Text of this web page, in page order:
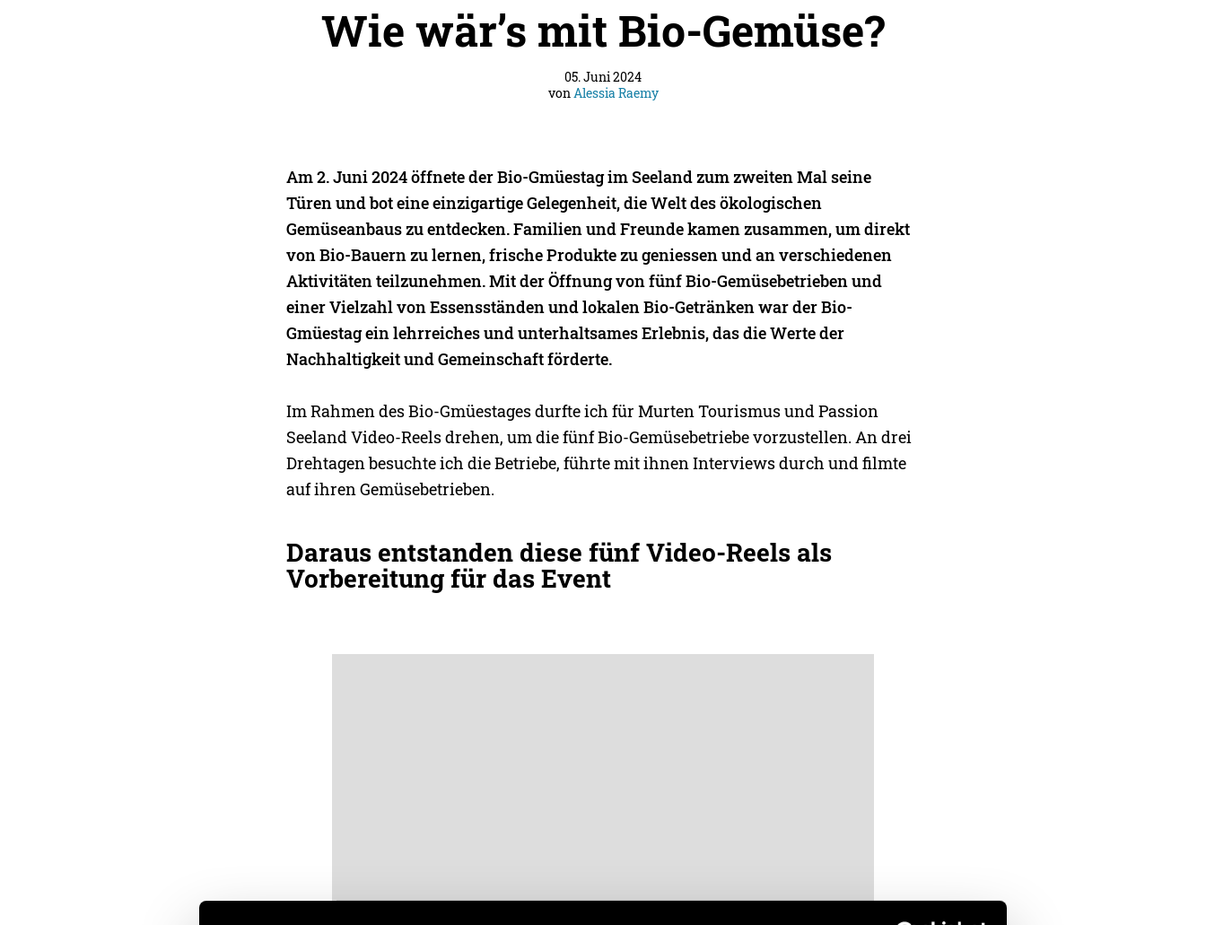
Wie wär’s mit Bio-Gemüse?
05. Juni 2024
vonAlessia Raemy
Am 2. Juni 2024 öffnete der Bio-Gmüestag im Seeland zum zweiten Mal seine
Türen und bot eine einzigartige Gelegenheit, die Welt des ökologischen
Gemüseanbaus zu entdecken. Familien und Freunde kamen zusammen, um direkt
von Bio-Bauern zu lernen, frische Produkte zu geniessen und an verschiedenen
Aktivitäten teilzunehmen. Mit der Öffnung von fünf Bio-Gemüsebetrieben und
einer Vielzahl von Essensständen und lokalen Bio-Getränken war der Bio-
Gmüestag ein lehrreiches und unterhaltsames Erlebnis, das die Werte der
Nachhaltigkeit und Gemeinschaft förderte.
Im Rahmen des Bio-Gmüestages durfte ich für Murten Tourismus und Passion
Seeland Video-Reels drehen, um die fünf Bio-Gemüsebetriebe vorzustellen. An drei
Drehtagen besuchte ich die Betriebe, führte mit ihnen Interviews durch und filmte
auf ihren Gemüsebetrieben.
Daraus entstanden diese fünf Video-Reels als
Vorbereitung für das Event